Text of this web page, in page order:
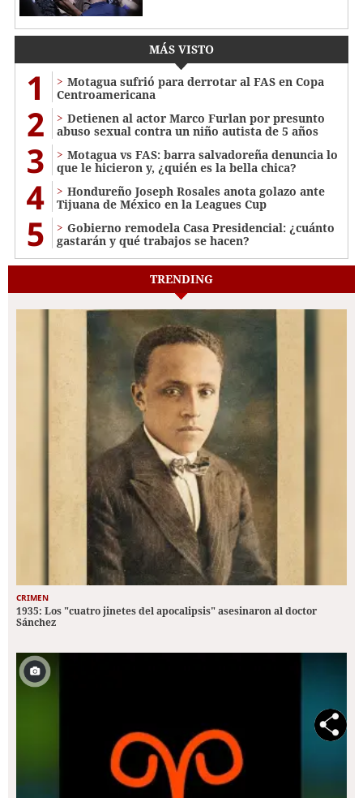
MÁS VISTO
1
Motagua sufrió para derrotar al FAS en Copa
Centroamericana
2
Detienen al actor Marco Furlan por presunto
abuso sexual contra un niño autista de 5 años
3
Motagua vs FAS: barra salvadoreña denuncia lo
que le hicieron y, ¿quién es la bella chica?
4
Hondureño Joseph Rosales anota golazo ante
Tijuana de México en la Leagues Cup
5
Gobierno remodela Casa Presidencial: ¿cuánto
gastarán y qué trabajos se hacen?
TRENDING
CRIMEN
1935: Los "cuatro jinetes del apocalipsis" asesinaron al doctor
Sánchez